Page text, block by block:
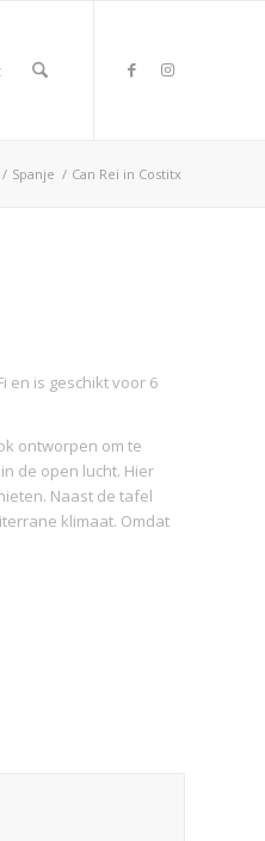
/ Spanje / Can Rei in Costitx
en is geschikt voor 6
ontworpen om te
de open lucht. Hier
Naast de tafel
klimaat. Omdat